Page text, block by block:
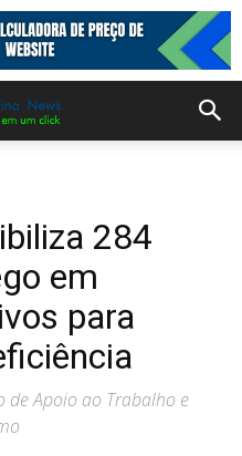
284
em
para
de Apoio ao Trabalho e